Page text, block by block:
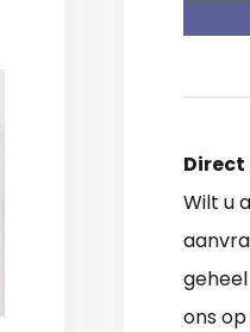
Direct
Wilt u
ons